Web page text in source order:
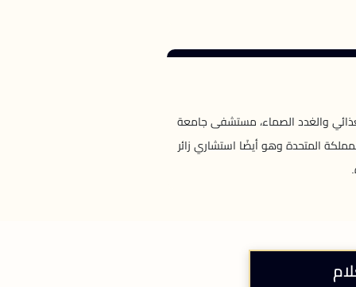
والغدد الصماء، مستشفى جامعة
المتحدة وهو أيضًا استشاري زائر